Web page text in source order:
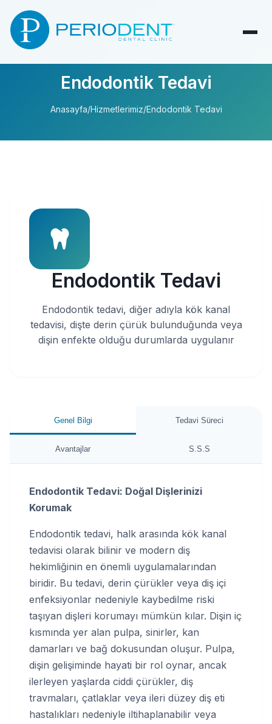
Endodontik Tedavi
Anasayfa/Hizmetlerimiz/Endodontik Tedavi
Endodontik Tedavi
Endodontik tedavi, diğer adıyla kök kanal
tedavisi, dişte derin çürük bulunduğunda veya
dişin enfekte olduğu durumlarda uygulanır
Genel Bilgi Tedavi Süreci
Avantajlar S.S.S
Endodontik Tedavi: Doğal Dişlerinizi
Korumak
Endodontik tedavi, halk arasında kök kanal
tedavisi olarak bilinir ve modern diş
hekimliğinin en önemli uygulamalarından
biridir. Bu tedavi, derin çürükler veya diş içi
enfeksiyonlar nedeniyle kaybedilme riski
taşıyan dişleri korumayı mümkün kılar. Dişin iç
kısmında yer alan pulpa, sinirler, kan
damarları ve bağ dokusundan oluşur. Pulpa,
dişin gelişiminde hayati bir rol oynar, ancak
ilerleyen yaşlarda ciddi çürükler, diş
travmaları, çatlaklar veya ileri düzey diş eti
hastalıkları nedeniyle iltihaplanabilir veya